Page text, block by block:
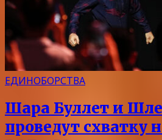
ЕДИНОБОРСТВА
Шара Буллет и
проведут схватку